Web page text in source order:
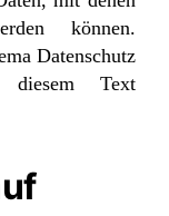
können.
Datenschutz
diesem Text